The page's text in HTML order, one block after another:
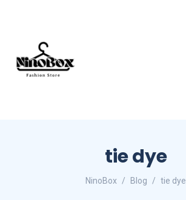
tie dye
NinoBox Blog tie dye